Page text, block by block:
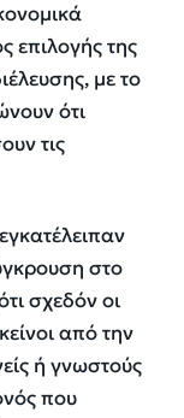
επιλογής της
με το
ότι
τις
στο
σχεδόν οι
από την
ή γνωστούς
που